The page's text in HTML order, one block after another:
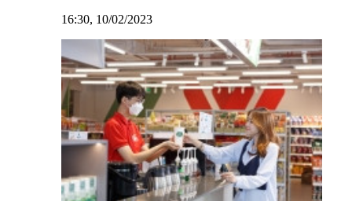
16:30, 10/02/2023